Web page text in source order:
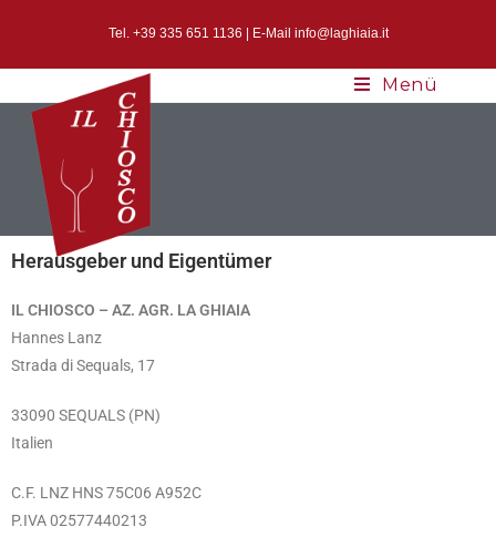
Tel. +39 335 651 1136 | E-Mail info@laghiaia.it
Menü
Herausgeberund Eigentümer
IL CHIOSCO – AZ. AGR. LA GHIAIA
Hannes Lanz
Strada di Sequals, 17
33090 SEQUALS (PN)
Italien
C.F. LNZ HNS 75C06 A952C
P.IVA 02577440213